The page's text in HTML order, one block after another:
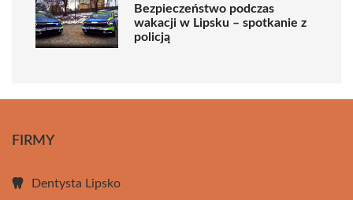
Bezpieczeństwo podczas
wakacji w Lipsku – spotkanie z
policją
FIRMY
Dentysta Lipsko